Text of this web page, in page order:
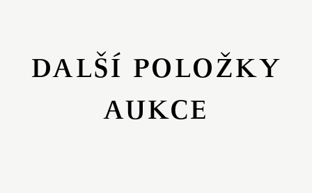
DALŠÍ POLOŽKY
AUKCE